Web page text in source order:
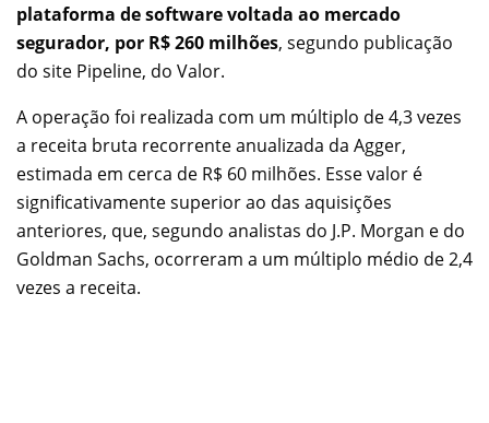
plataforma de software voltada ao mercado
segurador, por R$ 260 milhões, segundo publicação
do site Pipeline, do Valor.
A operação foi realizada com um múltiplo de 4,3 vezes
a receita bruta recorrente anualizada da Agger,
estimada em cerca de R$ 60 milhões. Esse valor é
significativamente superior ao das aquisições
anteriores, que, segundo analistas do J.P. Morgan e do
Goldman Sachs, ocorreram a um múltiplo médio de 2,4
vezes a receita.